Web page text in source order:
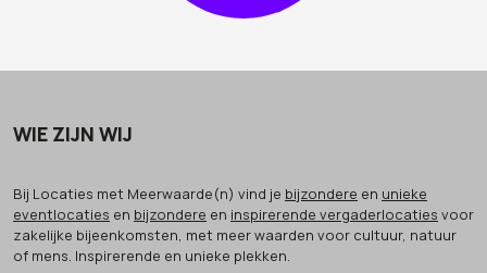
WIE ZIJN WIJ
Bij Locaties met Meerwaarde(n) vind je bijzondere en unieke
eventlocaties en bijzondere en inspirerende vergaderlocaties voor
zakelijke bijeenkomsten, met meer waarden voor cultuur, natuur
of mens. Inspirerende en unieke plekken.